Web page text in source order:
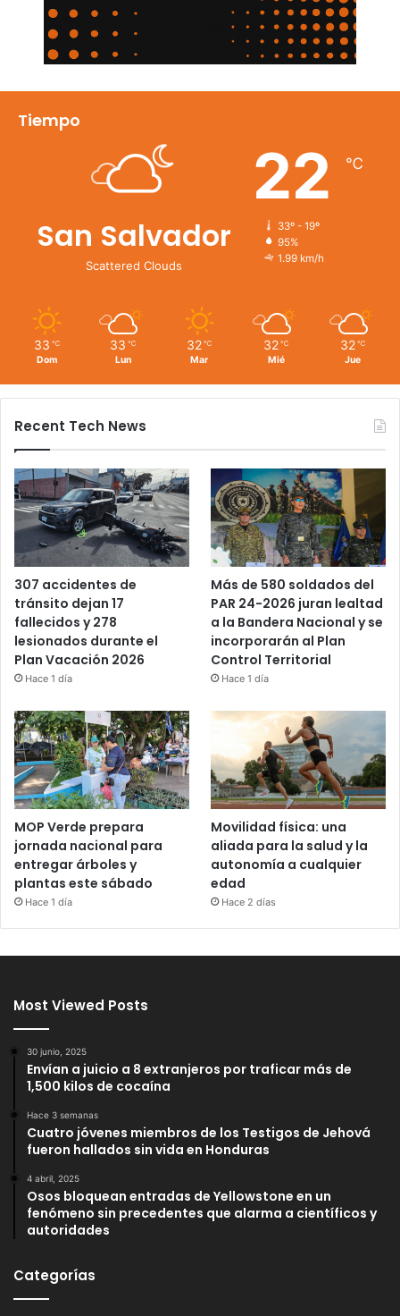
Tiempo
San Salvador
Scattered Clouds
22 ℃
33º - 19º
95%
1.99 km/h
33 ℃
Dom
33 ℃
Lun
32 ℃
Mar
32 ℃
Mié
32 ℃
Jue
Recent Tech News
307 accidentes de
tránsito dejan 17
fallecidos y 278
lesionados durante el
Plan Vacación 2026
Hace 1 día
Más de 580 soldados del
PAR 24-2026 juran lealtad
a la Bandera Nacional y se
incorporarán al Plan
Control Territorial
Hace 1 día
MOP Verde prepara
jornada nacional para
entregar árboles y
plantas este sábado
Hace 1 día
Movilidad física: una
aliada para la salud y la
autonomía a cualquier
edad
Hace 2 días
Most Viewed Posts
30 junio, 2025
Envían a juicio a 8 extranjeros por traficar más de
1,500 kilos de cocaína
Hace 3 semanas
Cuatro jóvenes miembros de los Testigos de Jehová
fueron hallados sin vida en Honduras
4 abril, 2025
Osos bloquean entradas de Yellowstone en un
fenómeno sin precedentes que alarma a científicos y
autoridades
Categorías